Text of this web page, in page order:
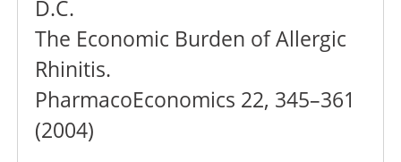
D.C.
The Economic Burden of Allergic
Rhinitis.
PharmacoEconomics 22, 345–361
(2004)